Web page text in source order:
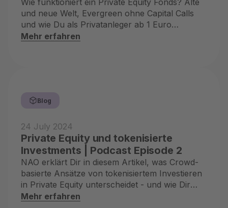
Wie funktioniert ein Private Equity Fonds? Alte
und neue Welt, Evergreen ohne Capital Calls
und wie Du als Privatanleger ab 1 Euro
reinkommst.
Mehr erfahren
Blog
24 July 2024
Private Equity und tokenisierte
Investments | Podcast Episode 2
NAO erklärt Dir in diesem Artikel, was Crowd-
basierte Ansätze von tokenisiertem Investieren
in Private Equity unterscheidet - und wie Dir
dies zugutekommt.
Mehr erfahren